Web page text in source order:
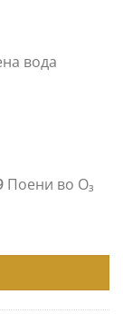
вода
Поени во O₃